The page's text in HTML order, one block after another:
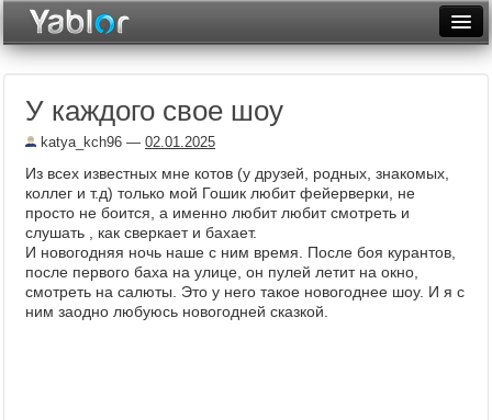
Неделя
Рейтинги
Архив
Фототоп
У каждого свое шоу
katya_kch96 — 02.01.2025
Из всех известных мне котов (у друзей, родных, знакомых,
коллег и т.д) только мой Гошик любит фейерверки, не
просто не боится, а именно любит любит смотреть и
слушать , как сверкает и бахает.
И новогодняя ночь наше с ним время. После боя курантов,
после первого баха на улице, он пулей летит на окно,
смотреть на салюты. Это у него такое новогоднее шоу. И я с
ним заодно любуюсь новогодней сказкой.